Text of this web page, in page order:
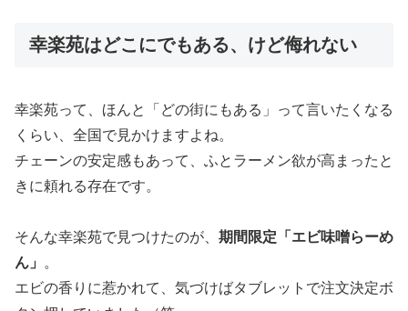
幸楽苑はどこにでもある、けど侮れない
幸楽苑って、ほんと「どの街にもある」って言いたくなる
くらい、全国で見かけますよね。
チェーンの安定感もあって、ふとラーメン欲が高まったと
きに頼れる存在です。
そんな幸楽苑で見つけたのが、 期間限定「エビ味噌らーめ
ん」 。
エビの香りに惹かれて、気づけばタブレットで注文決定ボ